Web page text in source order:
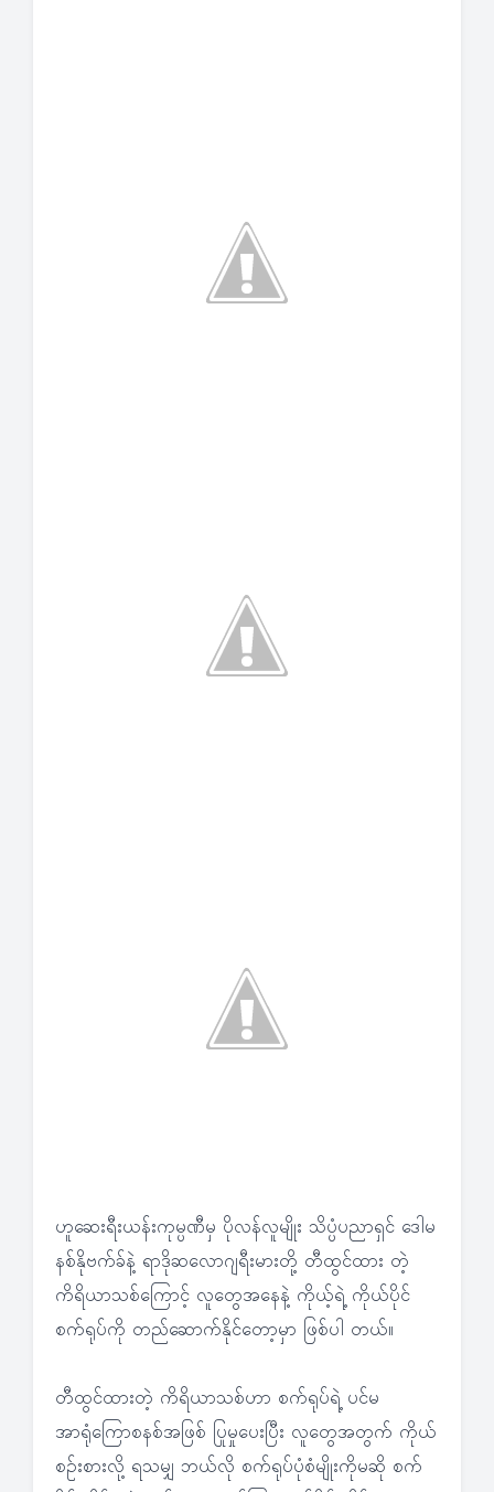
ဟူဆေးရီးယန်းကုမ္ပဏီမှ ပိုလန်လူမျိုး သိပ္ပံပညာရှင် ဒေါမ
နစ်နိုဗက်ခ်နဲ့ ရာဒိုဆလောဂျရီးမားတို့ တီထွင်ထား တဲ့
ကိရိယာသစ်ကြောင့် လူတွေအနေနဲ့ ကိုယ့်ရဲ့ ကိုယ်ပိုင်
စက်ရုပ်ကို တည်ဆောက်နိုင်တော့မှာ ဖြစ်ပါ တယ်။
တီထွင်ထားတဲ့ ကိရိယာသစ်ဟာ စက်ရုပ်ရဲ့ ပင်မ
အာရုံကြောစနစ်အဖြစ် ပြုမှုပေးပြီး လူတွေအတွက် ကိုယ်
စဉ်းစားလို့ ရသမျှ ဘယ်လို စက်ရုပ်ပုံစံမျိုးကိုမဆို စက်